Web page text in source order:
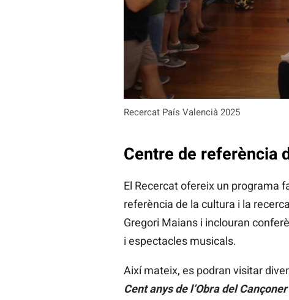
Recercat País Valencià 2025
Centre de referència
El Recercat ofereix un programa
referència de la cultura i la
Gregori Maians i inclouran
i espectacles musicals.
Així mateix, es podran visitar
Cent anys de l’Obra del